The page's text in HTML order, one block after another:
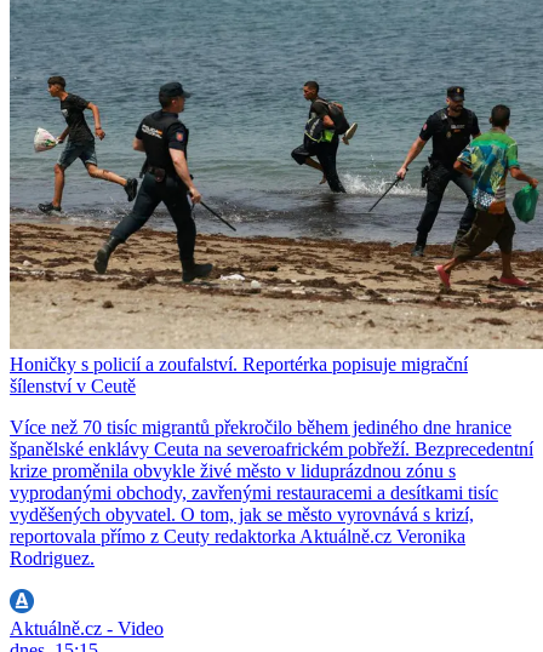
Honičky s policií a zoufalství. Reportérka popisuje migrační
šílenství v Ceutě
Více než 70 tisíc migrantů překročilo během jediného dne hranice
španělské enklávy Ceuta na severoafrickém pobřeží. Bezprecedentní
krize proměnila obvykle živé město v liduprázdnou zónu s
vyprodanými obchody, zavřenými restauracemi a desítkami tisíc
vyděšených obyvatel. O tom, jak se město vyrovnává s krizí,
reportovala přímo z Ceuty redaktorka Aktuálně.cz Veronika
Rodriguez.
Aktuálně.cz - Video